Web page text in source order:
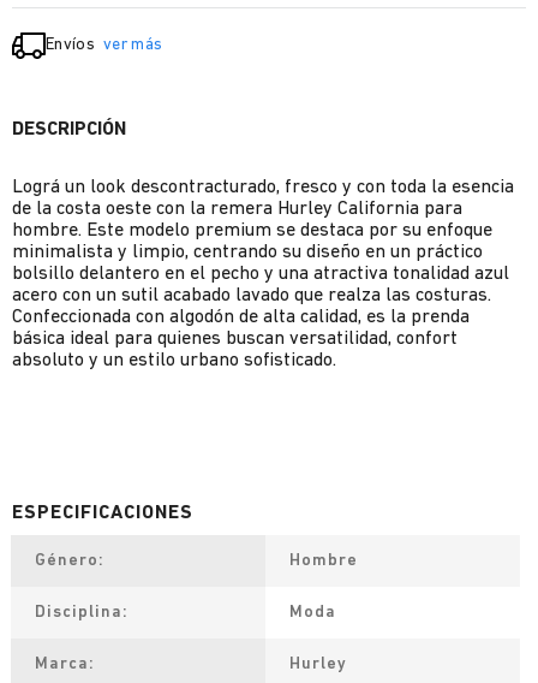
Envíos ver más
DESCRIPCIÓN
Lográ un look descontracturado, fresco y con toda la esencia
de la costa oeste con la remera Hurley California para
hombre. Este modelo premium se destaca por su enfoque
minimalista y limpio, centrando su diseño en un práctico
bolsillo delantero en el pecho y una atractiva tonalidad azul
acero con un sutil acabado lavado que realza las costuras.
Confeccionada con algodón de alta calidad, es la prenda
básica ideal para quienes buscan versatilidad, confort
absoluto y un estilo urbano sofisticado.
Género Hombre
Disciplina Moda
Marca Hurley